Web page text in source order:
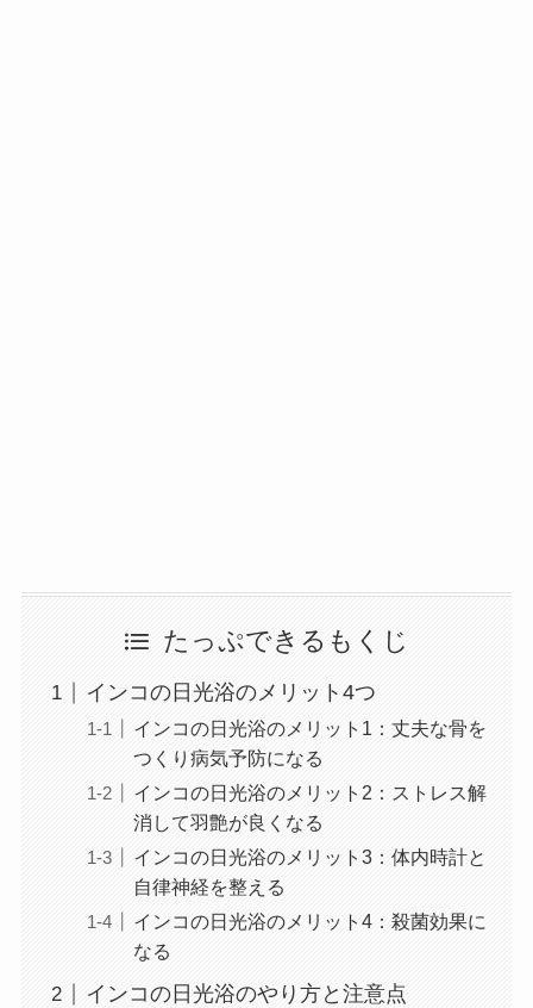
たっぷできるもくじ
インコの日光浴のメリット4つ
インコの日光浴のメリット1：丈夫な骨を
つくり病気予防になる
インコの日光浴のメリット2：ストレス解
消して羽艶が良くなる
インコの日光浴のメリット3：体内時計と
自律神経を整える
インコの日光浴のメリット4：殺菌効果に
なる
インコの日光浴のやり方と注意点